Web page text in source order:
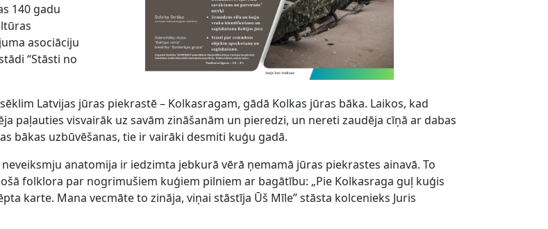
140 gadu
asociāciju
“Stāsti no
Latvijas jūras piekrastē– Kolkasragam, gādā Kolkas jūras bāka. Laikos, kad
paļauties visvairāk uz savām zināšanām un pieredzi, un nereti zaudēja cīņā ar dabas
bākas uzbūvēšanas, tie ir vairāki desmiti kuģu gadā.
anatomija ir iedzimta jebkurā vērā ņemamā jūras piekrastes ainavā. To
folklora par nogrimušiem kuģiem pilniem ar bagātību: „Pie Kolkasraga guļ kuģis
karte. Mana vecmāte to zināja, viņai stāstīja Ūš Mīle” stāsta kolcenieks Juris